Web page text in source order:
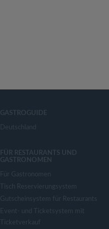
GASTROGUIDE
Deutschland
FÜR RESTAURANTS UND
GASTRONOMEN
Für Gastronomen
Tisch Reservierungsystem
Gutscheinsystem für Restaurants
Event- und Ticketsystem mit
Ticketverkauf